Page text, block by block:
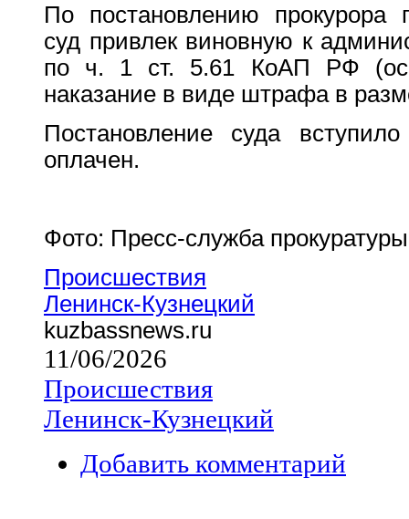
По постановлению прокурора
суд привлек виновную к
по ч. 1 ст. 5.61 КоАП РФ
наказание в виде штрафа в
Постановление суда
оплачен.
Фото: Пресс-служба
Происшествия
Ленинск-Кузнецкий
kuzbassnews.ru
11/06/2026
Происшествия
Ленинск-Кузнецкий
Добавить комментарий